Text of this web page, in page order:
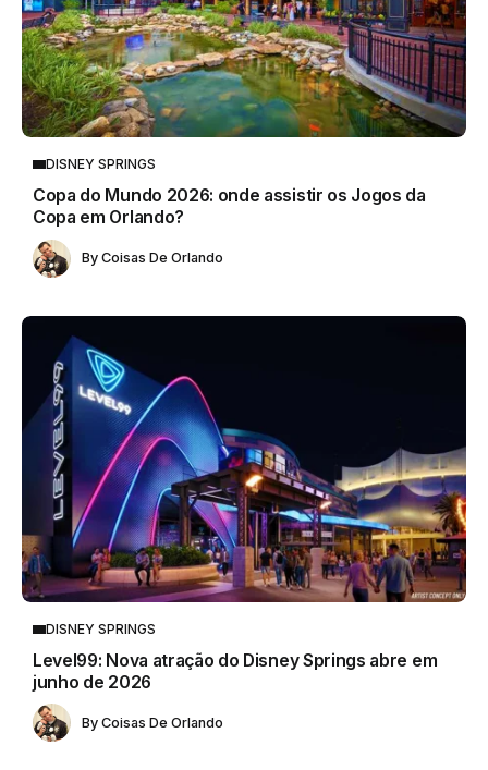
DISNEY SPRINGS
Copa do Mundo 2026: onde assistir os Jogos da
Copa em Orlando?
By Coisas De Orlando
DISNEY SPRINGS
Level99: Nova atração do Disney Springs abre em
junho de 2026
By Coisas De Orlando